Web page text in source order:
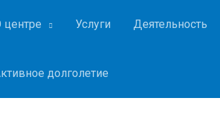
центре Услуги Деятельность
долголетие